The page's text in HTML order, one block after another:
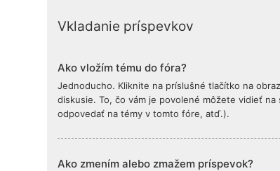
Vkladanie príspevkov
Ako vložím tému do fóra?
Jednoducho. Kliknite na príslušné tlačítko na
diskusie. To, čo vám je povolené môžete vidieť
odpovedať na témy v tomto fóre, atď.).
Ako zmením alebo zmažem príspevok?